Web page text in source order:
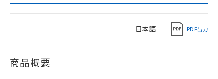
日本語 PDF出力
商品概要